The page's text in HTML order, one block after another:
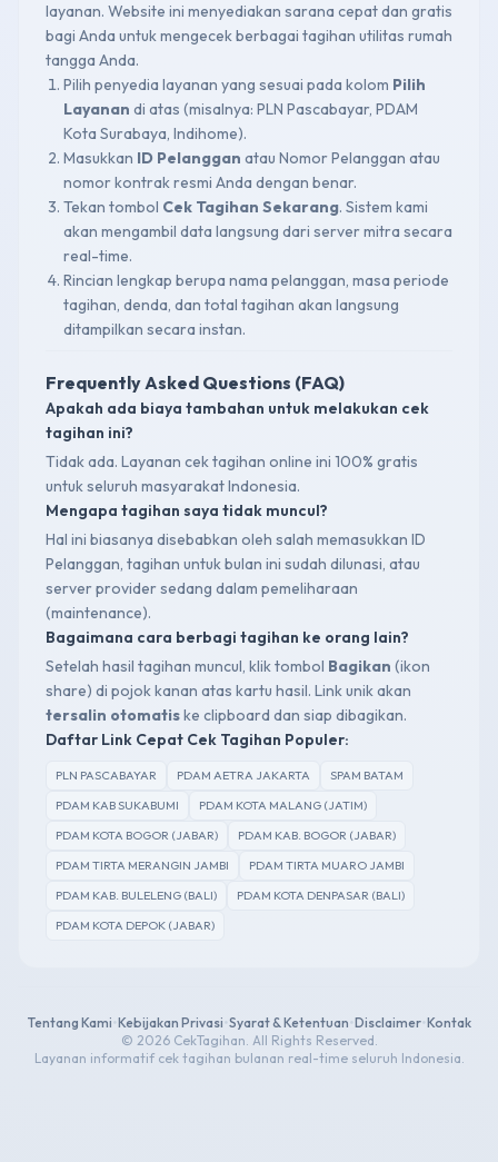
layanan. Website ini menyediakan sarana cepat dan gratis
bagi Anda untuk mengecek berbagai tagihan utilitas rumah
tangga Anda.
Pilih penyedia layanan yang sesuai pada kolom Pilih
Layanan di atas (misalnya: PLN Pascabayar, PDAM
Kota Surabaya, Indihome).
Masukkan ID Pelanggan atau Nomor Pelanggan atau
nomor kontrak resmi Anda dengan benar.
Tekan tombol Cek Tagihan Sekarang. Sistem kami
akan mengambil data langsung dari server mitra secara
real-time.
Rincian lengkap berupa nama pelanggan, masa periode
tagihan, denda, dan total tagihan akan langsung
ditampilkan secara instan.
Frequently Asked Questions (FAQ)
Apakah ada biaya tambahan untuk melakukan cek
tagihan ini?
Tidak ada. Layanan cek tagihan online ini 100% gratis
untuk seluruh masyarakat Indonesia.
Mengapa tagihan saya tidak muncul?
Hal ini biasanya disebabkan oleh salah memasukkan ID
Pelanggan, tagihan untuk bulan ini sudah dilunasi, atau
server provider sedang dalam pemeliharaan
(maintenance).
Bagaimana cara berbagi tagihan ke orang lain?
Setelah hasil tagihan muncul, klik tombol Bagikan (ikon
share) di pojok kanan atas kartu hasil. Link unik akan
tersalin otomatiske clipboard dan siap dibagikan.
Daftar Link Cepat Cek Tagihan Populer:
PLN PASCABAYAR PDAM AETRA JAKARTA
SPAM BATAM
PDAM KAB SUKABUMI
PDAM KOTA MALANG (JATIM)
PDAM KOTA BOGOR (JABAR)
PDAM KAB. BOGOR (JABAR)
PDAM TIRTA MERANGIN JAMBI
PDAM TIRTA MUARO JAMBI
PDAM KAB. BULELENG (BALI)
PDAM KOTA DENPASAR (BALI)
PDAM KOTA DEPOK (JABAR)
Tentang Kami •Kebijakan Privasi •Syarat & Ketentuan •Disclaimer•Kontak
© 2026 CekTagihan. All Rights Reserved.
Layanan informatif cek tagihan bulanan real-time seluruh Indonesia.